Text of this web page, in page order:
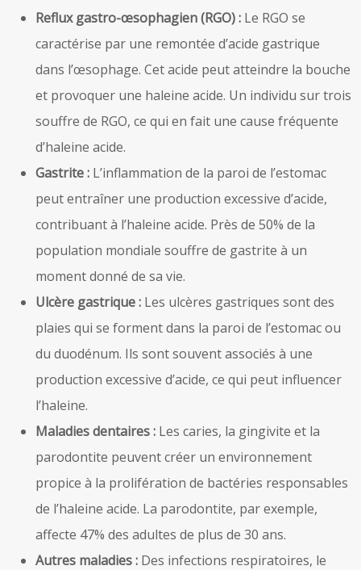
Reflux gastro-œsophagien (RGO) : Le RGO se
caractérise par une remontée d’acide gastrique
dans l’œsophage. Cet acide peut atteindre la bouche
et provoquer une haleine acide. Un individu sur trois
souffre de RGO, ce qui en fait une cause fréquente
d’haleine acide.
Gastrite : L’inflammation de la paroi de l’estomac
peut entraîner une production excessive d’acide,
contribuant à l’haleine acide. Près de 50% de la
population mondiale souffre de gastrite à un
moment donné de sa vie.
Ulcère gastrique : Les ulcères gastriques sont des
plaies qui se forment dans la paroi de l’estomac ou
du duodénum. Ils sont souvent associés à une
production excessive d’acide, ce qui peut influencer
l’haleine.
Maladies dentaires : Les caries, la gingivite et la
parodontite peuvent créer un environnement
propice à la prolifération de bactéries responsables
de l’haleine acide. La parodontite, par exemple,
affecte 47% des adultes de plus de 30 ans.
Autres maladies : Des infections respiratoires, le